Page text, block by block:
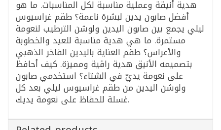
هدية أنيقة وعملية مناسبة لكل المناسبات. ما هو
أفضل صابون يدين لبشرة ناعمة؟ طقم غراسيوس
ليلي يجمع بين صابون اليدين ولوشن الترطيب لنعومة
مستمرة. ما هي هدية مناسبة للعيد والخطوبة
والأعراس؟ طقم العناية باليدين الفاخر الذهبي
بتصميمه الأنيق هدية راقية ومميزة. كيف أحافظ
على نعومة يديّ في الشتاء؟ استخدمي صابون
ولوشن اليدين من طقم غراسيوس ليلي بعد كل
غسلة للحفاظ على نعومة يديك.